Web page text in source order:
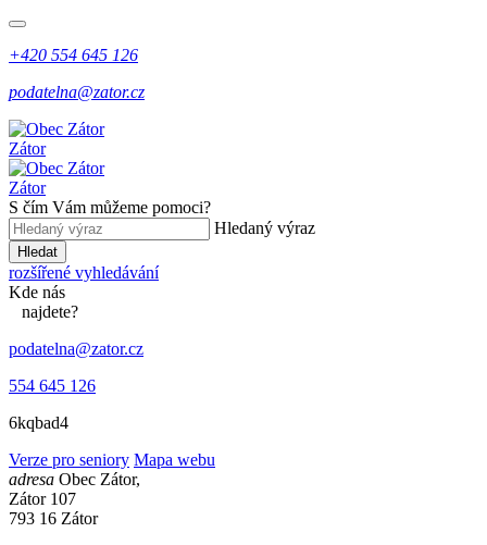
+420 554 645 126
podatelna@zator.cz
Zátor
Zátor
S čím Vám můžeme pomoci?
Hledaný výraz
Hledat
rozšířené vyhledávání
Kde nás
najdete?
podatelna@zator.cz
554 645 126
6kqbad4
Verze pro seniory Mapa webu
adresa Obec Zátor,
Zátor 107
793 16 Zátor